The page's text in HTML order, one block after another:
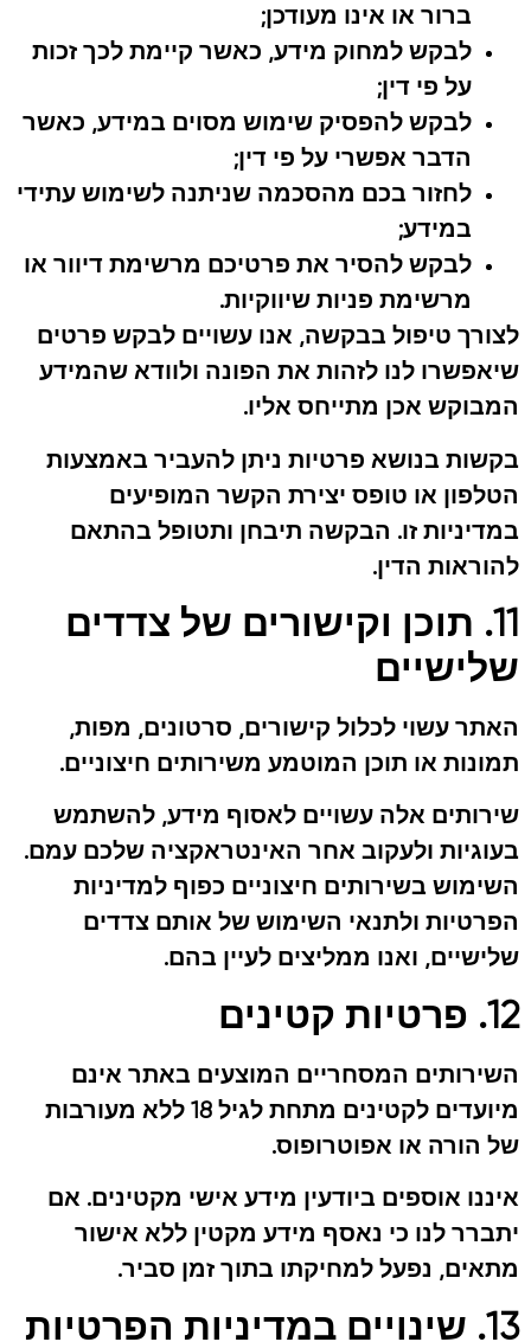
ברור או אינו מעודכן;
לבקש למחוק מידע, כאשר קיימת לכך זכות
על פי דין;
לבקש להפסיק שימוש מסוים במידע, כאשר
הדבר אפשרי על פי דין;
לחזור בכם מהסכמה שניתנה לשימוש עתידי
במידע;
לבקש להסיר את פרטיכם מרשימת דיוור או
מרשימת פניות שיווקיות.
לצורך טיפול בבקשה, אנו עשויים לבקש פרטים
שיאפשרו לנו לזהות את הפונה ולוודא שהמידע
המבוקש אכן מתייחס אליו.
בקשות בנושא פרטיות ניתן להעביר באמצעות
הטלפון או טופס יצירת הקשר המופיעים
במדיניות זו. הבקשה תיבחן ותטופל בהתאם
להוראות הדין.
11. תוכן וקישורים של צדדים
שלישיים
האתר עשוי לכלול קישורים, סרטונים, מפות,
תמונות או תוכן המוטמע משירותים חיצוניים.
שירותים אלה עשויים לאסוף מידע, להשתמש
בעוגיות ולעקוב אחר האינטראקציה שלכם עמם.
השימוש בשירותים חיצוניים כפוף למדיניות
הפרטיות ולתנאי השימוש של אותם צדדים
שלישיים, ואנו ממליצים לעיין בהם.
12. פרטיות קטינים
השירותים המסחריים המוצעים באתר אינם
מיועדים לקטינים מתחת לגיל 18 ללא מעורבות
של הורה או אפוטרופוס.
איננו אוספים ביודעין מידע אישי מקטינים. אם
יתברר לנו כי נאסף מידע מקטין ללא אישור
מתאים, נפעל למחיקתו בתוך זמן סביר.
13. שינויים במדיניות הפרטיות